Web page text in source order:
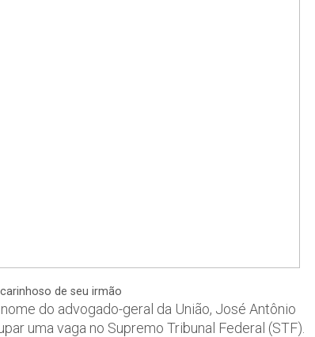
de seu irmão
do advogado-geral da União, José Antônio
uma vaga no Supremo Tribunal Federal (STF).